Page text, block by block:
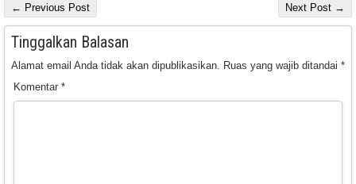
← Previous Post Next Post →
Tinggalkan Balasan
Alamat email Anda tidak akan dipublikasikan. Ruas yang wajib ditandai *
Komentar *